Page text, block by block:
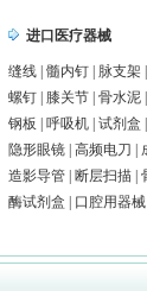
进口医疗器械
缝线 髓内钉 脉支架
螺钉
膝关节 骨水泥
钢板
呼吸机 试剂盒
隐形眼镜 高频电刀
造影导管
断层扫描
酶试剂盒
口腔用器械